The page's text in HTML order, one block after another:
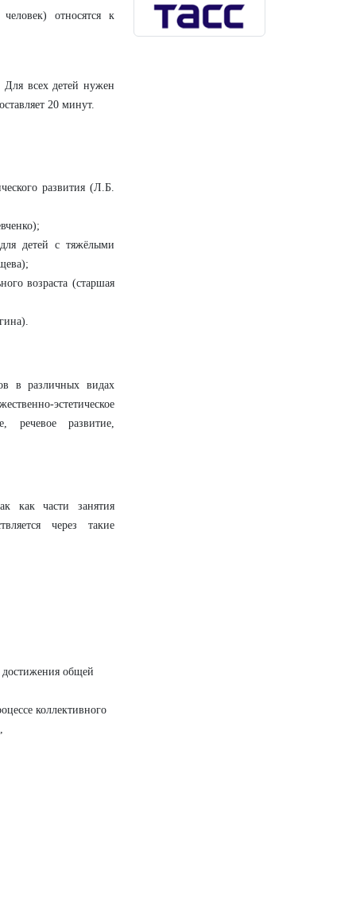
относятся к
всех детей нужен
20 минут.
развития (Л.Б.
для детей с тяжёлыми
возраста (старшая
в различных видах
эстетическое
речевое развитие,
как части занятия
через такие
достижения общей
коллективного